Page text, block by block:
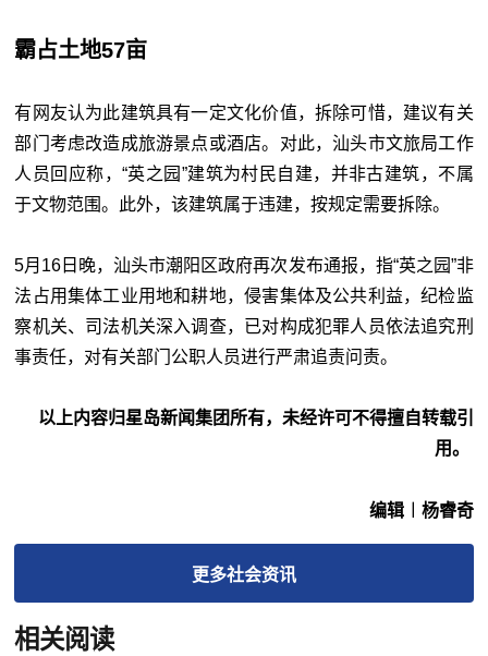
霸占土地57亩
有网友认为此建筑具有一定文化价值，拆除可惜，建议有关
部门考虑改造成旅游景点或酒店。对此，汕头市文旅局工作
人员回应称，“英之园”建筑为村民自建，并非古建筑，不属
于文物范围。此外，该建筑属于违建，按规定需要拆除。
5月16日晚，汕头市潮阳区政府再次发布通报，指“英之园”非
法占用集体工业用地和耕地，侵害集体及公共利益，纪检监
察机关、司法机关深入调查，已对构成犯罪人员依法追究刑
事责任，对有关部门公职人员进行严肃追责问责。
以上内容归星岛新闻集团所有，未经许可不得擅自转载引
用。
编辑︱杨睿奇
更多社会资讯
相关阅读